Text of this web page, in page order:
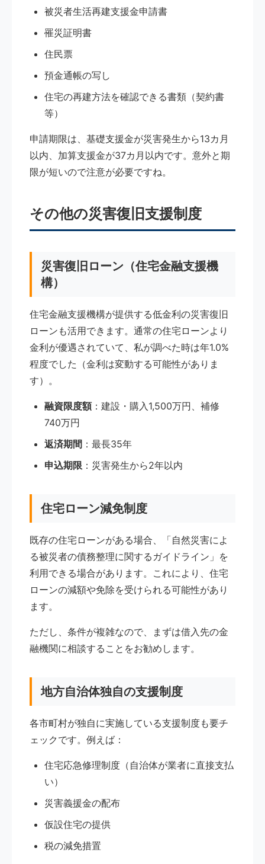
被災者生活再建支援金申請書
罹災証明書
住民票
預金通帳の写し
住宅の再建方法を確認できる書類（契約書
等）
申請期限は、基礎支援金が災害発生から13カ月
以内、加算支援金が37カ月以内です。意外と期
限が短いので注意が必要ですね。
その他の災害復旧支援制度
災害復旧ローン（住宅金融支援機
構）
住宅金融支援機構が提供する低金利の災害復旧
ローンも活用できます。通常の住宅ローンより
金利が優遇されていて、私が調べた時は年1.0%
程度でした（金利は変動する可能性がありま
す）。
融資限度額：建設・購入1,500万円、補修
740万円
返済期間 ：最長35年
申込期限 ：災害発生から2年以内
住宅ローン減免制度
既存の住宅ローンがある場合、「自然災害によ
る被災者の債務整理に関するガイドライン」を
利用できる場合があります。これにより、住宅
ローンの減額や免除を受けられる可能性があり
ます。
ただし、条件が複雑なので、まずは借入先の金
融機関に相談することをお勧めします。
地方自治体独自の支援制度
各市町村が独自に実施している支援制度も要チ
ェックです。例えば：
住宅応急修理制度（自治体が業者に直接支払
い）
災害義援金の配布
仮設住宅の提供
税の減免措置